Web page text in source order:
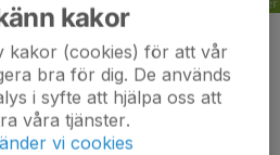
kakor
kakor (cookies) för att vår
bra för dig. De används
i syfte att hjälpa oss att
våra tjänster.
vi cookies